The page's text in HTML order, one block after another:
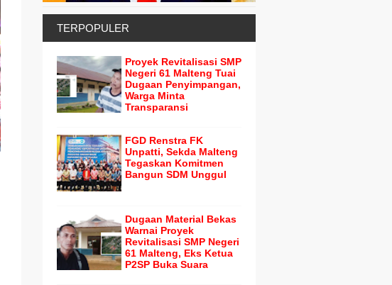
TERPOPULER
Proyek Revitalisasi SMP
Negeri 61 Malteng Tuai
Dugaan Penyimpangan,
Warga Minta
Transparansi
FGD Renstra FK
Unpatti, Sekda Malteng
Tegaskan Komitmen
Bangun SDM Unggul
Dugaan Material Bekas
Warnai Proyek
Revitalisasi SMP Negeri
61 Malteng, Eks Ketua
P2SP Buka Suara